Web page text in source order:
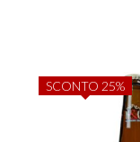
SCONTO 25%